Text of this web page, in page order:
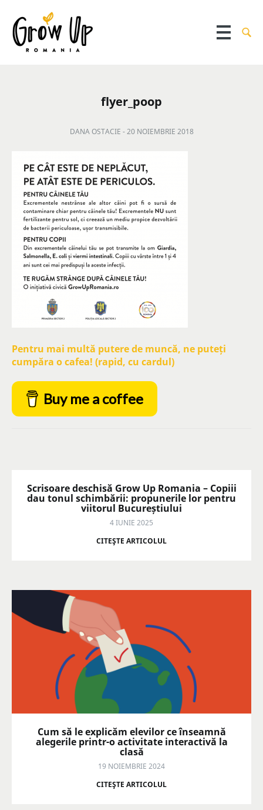
flyer_poop
DANA OSTACIE -20 NOIEMBRIE 2018
Pentru mai multă putere de muncă, ne puteți
cumpăra o cafea! (rapid, cu cardul)
Buy me a coffee
Scrisoare deschisă Grow Up Romania – Copiii
dau tonul schimbării: propunerile lor pentru
viitorul Bucureștiului
4 IUNIE 2025
CITEŞTE ARTICOLUL
Cum să le explicăm elevilor ce înseamnă
alegerile printr-o activitate interactivă la
clasă
19 NOIEMBRIE 2024
CITEŞTE ARTICOLUL